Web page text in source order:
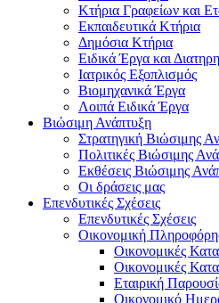
Κτήρια Γραφείων και
Εκπαιδευτικά Κτήρια
Δημόσια Κτήρια
Ειδικά Έργα και
Ιατρικός Εξοπλισμός
Βιομηχανικά Έργα
Λοιπά Ειδικά Έργα
Βιώσιμη Ανάπτυξη
Στρατηγική Βιώσιμης
Πολιτικές Βιώσιμης
Εκθέσεις Βιώσιμης
Οι δράσεις μας
Επενδυτικές Σχέσεις
Επενδυτικές Σχέσεις
Οικονομική
Οικονομικές
Οικονομικές
Εταιρική
Οικονομικό